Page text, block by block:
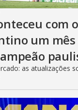
com o
um mês
as atualizações